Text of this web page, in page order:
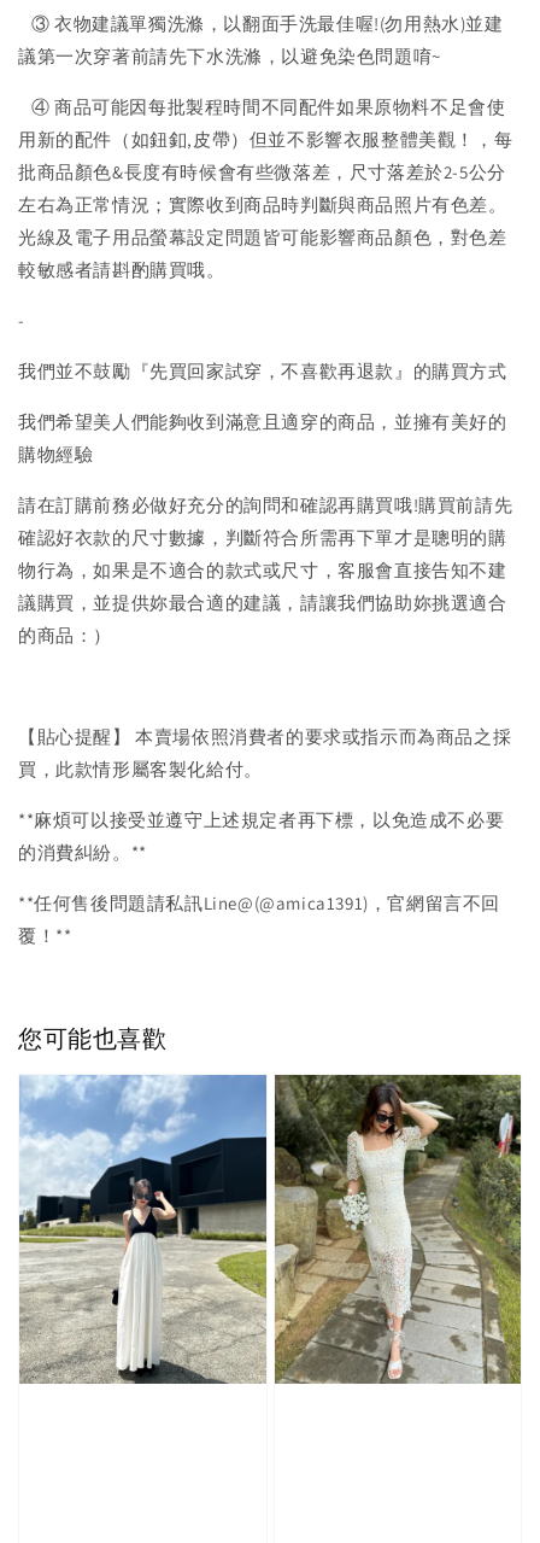
③ 衣物建議單獨洗滌，以翻面手洗最佳喔!(勿用熱水)並建
議第一次穿著前請先下水洗滌，以避免染色問題唷~
④ 商品可能因每批製程時間不同配件如果原物料不足會使
用新的配件（如鈕釦,皮帶）但並不影響衣服整體美觀！，每
批商品顏色&長度有時候會有些微落差，尺寸落差於2-5公分
左右為正常情況；實際收到商品時判斷與商品照片有色差。
光線及電子用品螢幕設定問題皆可能影響商品顏色，對色差
較敏感者請斟酌購買哦。
-
我們並不鼓勵『先買回家試穿，不喜歡再退款』的購買方式
我們希望美人們能夠收到滿意且適穿的商品，並擁有美好的
購物經驗
請在訂購前務必做好充分的詢問和確認再購買哦!購買前請先
確認好衣款的尺寸數據，判斷符合所需再下單才是聰明的購
物行為，如果是不適合的款式或尺寸，客服會直接告知不建
議購買，並提供妳最合適的建議，請讓我們協助妳挑選適合
的商品：）
【貼心提醒】 本賣場依照消費者的要求或指示而為商品之採
買，此款情形屬客製化給付。
**麻煩可以接受並遵守上述規定者再下標，以免造成不必要
的消費糾紛。**
**任何售後問題請私訊Line@(@amica1391)，官網留言不回
覆！**
您可能也喜歡